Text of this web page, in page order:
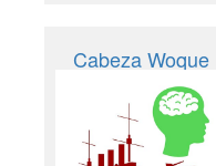
Cabeza Woque